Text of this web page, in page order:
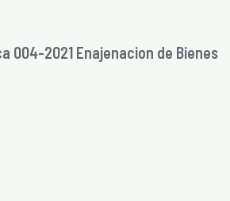
004-2021 Enajenacion de Bienes